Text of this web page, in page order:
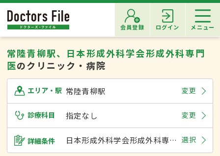
会員登録 ログイン メニュー
常陸青柳駅、日本形成外科学会形成外科専門
医のクリニック・病院
エリア・駅 常陸青柳駅 変更
診療科目 指定なし 変更
詳細条件 日本形成外科学会形成外科専門医 選択